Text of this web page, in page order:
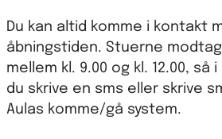
Du kan altid komme i kontakt
åbningstiden. Stuerne
mellem kl. 9.00 og kl. 12.00,
du skrive en sms eller skrive
Aulas komme/gå system.